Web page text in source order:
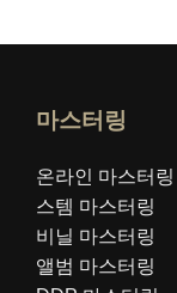
마스터링
온라인 마스터링
스템 마스터링
비닐 마스터링
앨범 마스터링